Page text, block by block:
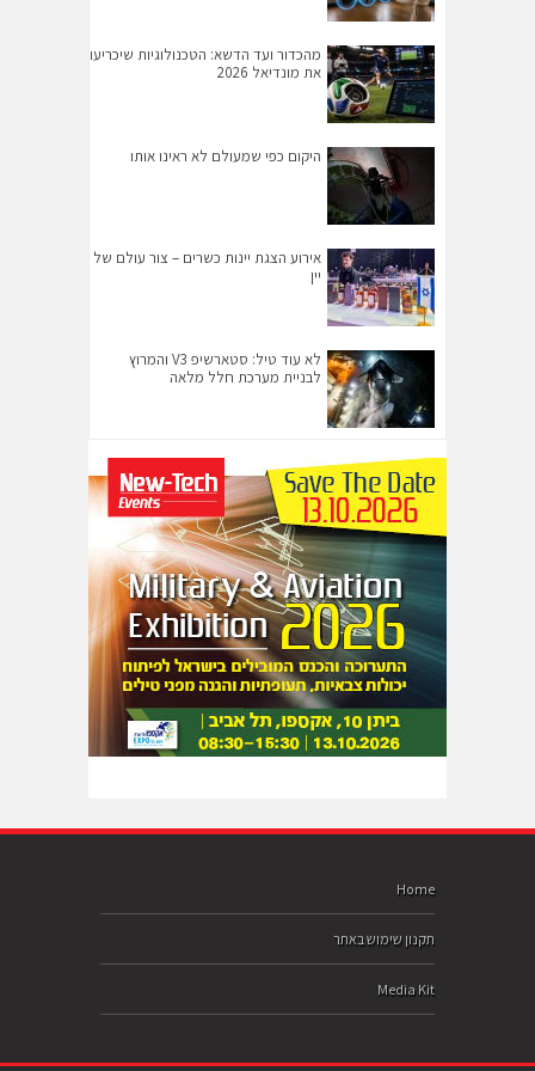
מהכדור ועד הדשא: הטכנולוגיות שיכריעו
את מונדיאל 2026
היקום כפי שמעולם לא ראינו אותו
אירוע הצגת יינות כשרים – צור עולם של
יין
לא עוד טיל: סטארשיפ V3 והמרוץ
לבניית מערכת חלל מלאה
Home
תקנון שימוש באתר
Media Kit